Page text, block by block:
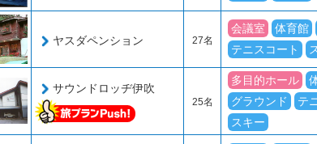
ヤスダペンション 27名
会議室 体育館
テニスコート
サウンドロッヂ伊吹
25名
多目的ホール
グラウンド
テ
スキー